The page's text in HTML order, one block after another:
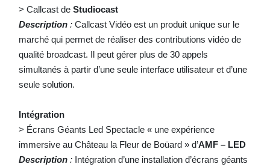
> Callcast de Studiocast
Description: Callcast Vidéo est un produit unique sur le
marché qui permet de réaliser des contributions vidéo de
qualité broadcast. Il peut gérer plus de 30 appels
simultanés à partir d’une seule interface utilisateur et d’une
seule solution.
Intégration
> Écrans Géants Led Spectacle « une expérience
immersive au Château la Fleur de Boüard » d’AMF – LED
Description:Intégration d’une installation d’écrans géants